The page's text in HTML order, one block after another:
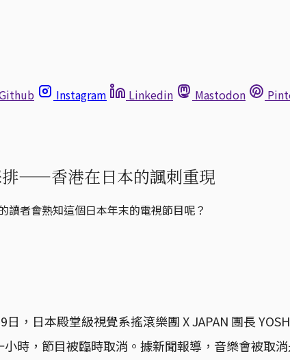
Instagram Linkedin Mastodon
——香港在日本的諷刺重現
讀者會熟知這個日本年末的電視節目呢？
日，日本殿堂級視覺系搖滾樂團 X JAPAN 團長
小時，節目被臨時取消。據新聞報導，音樂會被取